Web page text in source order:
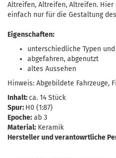
Altreifen, Altreifen, Altreifen.
einfach nur für die Gestaltung
Eigenschaften:
unterschiedliche Typen und
abgefahren, abgenutzt
altes Aussehen
Hinweis: Abgebildete
Inhalt:ca. 14 Stück
Spur: H0 (1:87)
Epoche: ab 3
Material: Keramik
Hersteller und verantowrtliche